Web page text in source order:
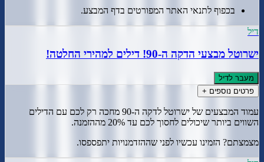
בכפוף לתנאי האתר המפורטים בדף המבצע.
דיל
ישרוטל מבצעי הדקה ה-90! דילים למהירי החלטה!
מעבר לדיל
פרטים נוספים +
עמוד המבצעים של ישרוטל לדקה ה-90 מחכה רק לכם עם הדילים
השווים ביותר שיכולים לחסוך לכם עד 20% מההזמנה.
מצמצתם? הזמינו עכשיו לפני שההזדמנויות יתפספסו.